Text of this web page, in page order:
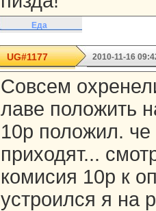
Еда
UG#1177 2010-11-16
Совсем
лаве положить
10р положил.
приходят...
комисия 10р к
устроился я на